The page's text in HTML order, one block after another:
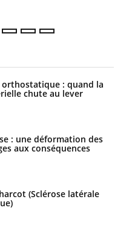
: quand la
chute au lever
: une déformation des
aux conséquences
(Sclérose latérale